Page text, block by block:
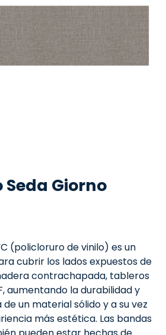
Giorno
(policloruro de vinilo) es un
cubrir los lados expuestos de
contrachapada, tableros
aumentando la durabilidad y
un material sólido y a su vez
más estética. Las bandas